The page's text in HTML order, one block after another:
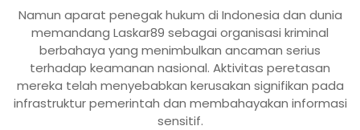
Namun aparat penegak hukum di Indonesia dan dunia
memandang Laskar89 sebagai organisasi kriminal
berbahaya yang menimbulkan ancaman serius
terhadap keamanan nasional. Aktivitas peretasan
mereka telah menyebabkan kerusakan signifikan pada
infrastruktur pemerintah dan membahayakan informasi
sensitif.